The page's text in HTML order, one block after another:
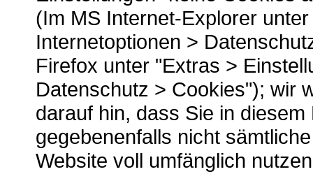
(Im MS Internet-Explorer
Internetoptionen >
Firefox unter "Extras >
Datenschutz > Cookies"); wir
darauf hin, dass Sie in diesem
gegebenenfalls nicht
Website voll umfänglich